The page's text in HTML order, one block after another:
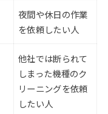
夜間や休日の作業
を依頼したい人
他社では断られて
しまった機種のク
リーニングを依頼
したい人